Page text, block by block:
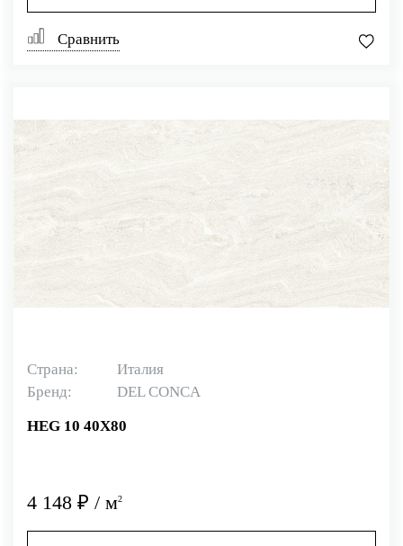
Сравнить
Страна:
Италия
Бренд:
DEL CONCA
HEG 10 40X80
4 148 ₽ / м2